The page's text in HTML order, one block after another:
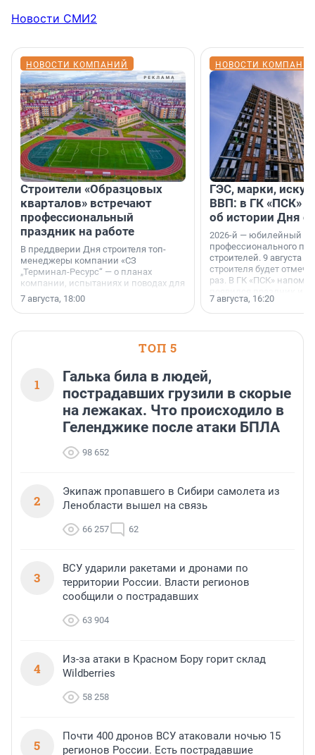
Новости СМИ2
НОВОСТИ КОМПАНИЙ
Строители «Образцовых
кварталов» встречают
профессиональный
праздник на работе
В преддверии Дня строителя топ-
менеджеры компании «СЗ
„Терминал-Ресурс“ — о планах
компании, испытаниях и поводах для
осторожного оптимизма.
7 августа, 18:00
НОВОСТИ
ГЭС, марки,
ВВП: в ГК «ПСК»
об истории Дня
2026-й — юбилейный
профессионального
строителей. 9 августа
строителя будет
раз. В ГК «ПСК»
поменялась роль
7 августа, 16:20
ТОП 5
1
Галька била в людей,
пострадавших грузили в скорые
на лежаках. Что происходило в
Геленджике после атаки БПЛА
98 652
2
Экипаж пропавшего в Сибири самолета из
Ленобласти вышел на связь
66 257 62
3
ВСУ ударили ракетами и дронами по
территории России. Власти регионов
сообщили о пострадавших
63 904
4
Из-за атаки в Красном Бору горит склад
Wildberries
58 258
5
Почти 400 дронов ВСУ атаковали ночью 15
регионов России. Есть пострадавшие